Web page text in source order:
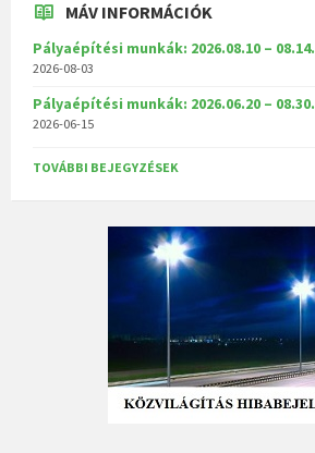
MÁV INFORMÁCIÓK
Pályaépítési munkák: 2026.08.10 – 08.14.
2026-08-03
Pályaépítési munkák: 2026.06.20 – 08.30.
2026-06-15
TOVÁBBI BEJEGYZÉSEK